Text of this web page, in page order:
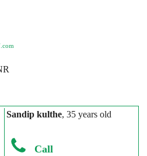
Sandip kulthe, 35 years old
Call